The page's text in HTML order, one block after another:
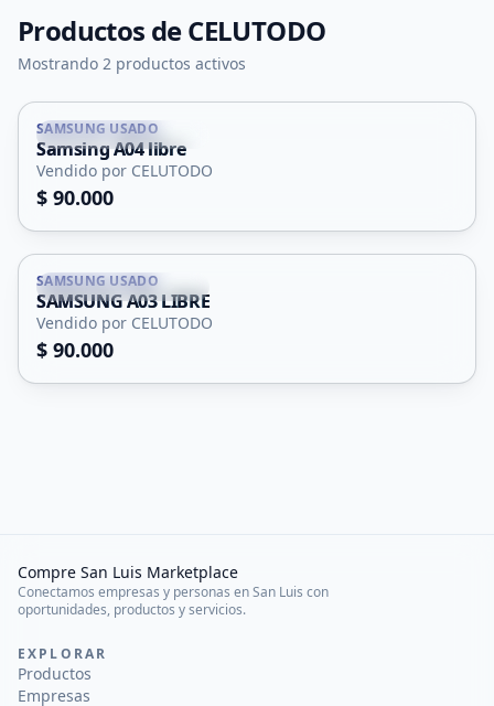
Productos deCELUTODO
Mostrando 2 productos activos
Potrero de Los Funes
SAMSUNG USADO
Samsing A04 libre
Vendido por CELUTODO
$ 90.000
Potrero de Los Funes
SAMSUNG USADO
SAMSUNG A03 LIBRE
Vendido por CELUTODO
$ 90.000
Compre San Luis Marketplace
Conectamos empresas y personas en San Luis con
oportunidades, productos y servicios.
EXPLORAR
Productos
Empresas